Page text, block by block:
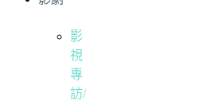
影
視
專
訪/